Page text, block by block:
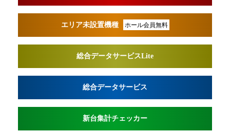
エリア未設置機種 ホール会員無料
総合データサービスLite
総合データサービス
新台集計チェッカー